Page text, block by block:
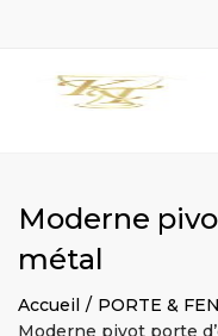
Mon – Friday: 9 am
Moderne
métal
Accueil
PORTE &
Moderne pivot porte